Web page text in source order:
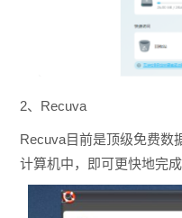
2、Recuva
Recuva目前是顶级免费数
计算机中，即可更快地完成